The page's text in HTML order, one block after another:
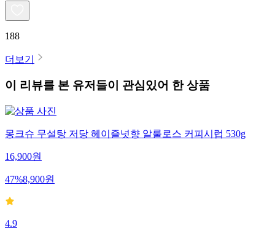
188
더보기
이 리뷰를 본 유저들이 관심있어 한 상품
몽크슈 무설탕 저당 헤이즐넛향 알룰로스 커피시럽 530g
16,900원
47%8,900원
4.9